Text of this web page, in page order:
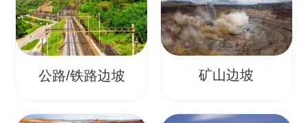
公路/铁路边坡 矿山边坡